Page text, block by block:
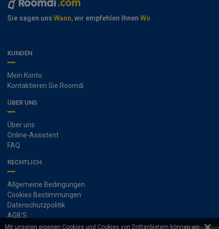
Mit unseren eigenen Cookies und Cookies von Drittanbietern können wir
Sie sagen uns Wann, wir empfehlen Ihnen Wo
KUNDEN
Mein Konto
Kontaktieren Sie Roomdi
ÜBER UNS
Über uns
Online-Assistent
FAQ
RECHTLICH
Allgemeine Bedingungen
Cookies Bestimmungen
Datenschutzpolitik
AGB'S